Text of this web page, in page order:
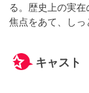
る。歴史上の実
焦点をあて、しっ
キャスト